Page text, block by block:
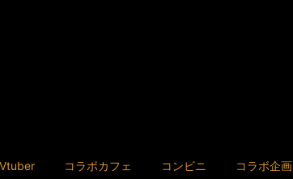
Vtuber コラボカフェ コンビニ コラボ企画